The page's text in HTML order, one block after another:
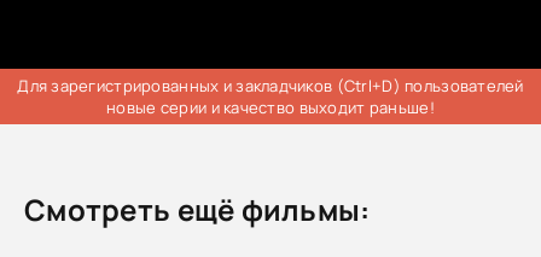
Для зарегистрированных и закладчиков (Ctrl+D) пользователей
новые серии и качество выходит раньше!
Смотреть ещё фильмы: